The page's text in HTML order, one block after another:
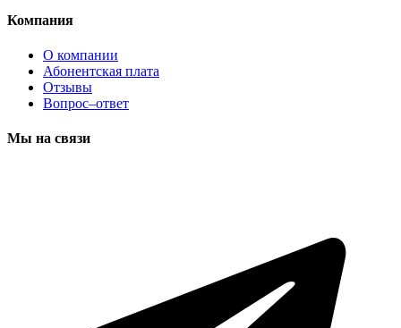
Компания
О компании
Абонентская плата
Отзывы
Вопрос–ответ
Мы на связи